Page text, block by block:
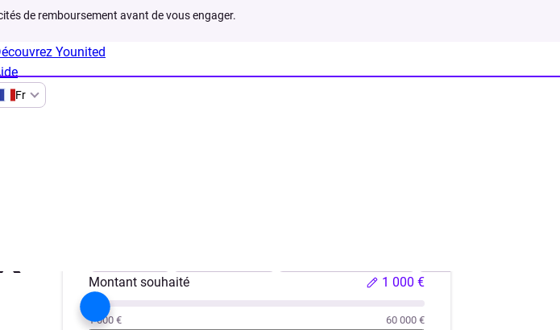
de remboursement avant de vous engager.
Younited
Fr
Montant souhaité
1 000 €
1 000 € 60 000 €